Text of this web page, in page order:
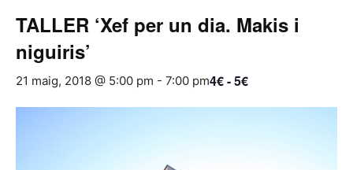
TALLER ‘Xef per un dia. Makis i
niguiris’
21 maig, 2018 @ 5:00 pm - 7:00 pm4€ - 5€